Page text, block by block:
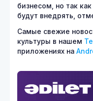
бизнесом, но так
будут внедрять,
Самые свежие
культуры в нашем
приложениях на